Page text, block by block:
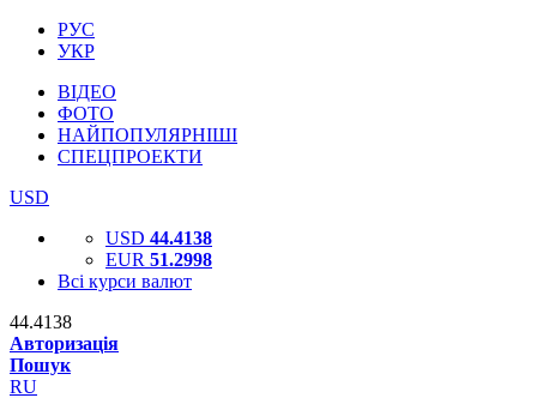
РУС
УКР
ВІДЕО
ФОТО
НАЙПОПУЛЯРНІШІ
СПЕЦПРОЕКТИ
USD
USD 44.4138
EUR 51.2998
Всі курси валют
44.4138
Авторизація
Пошук
RU